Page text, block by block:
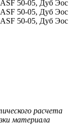
расчета
материала